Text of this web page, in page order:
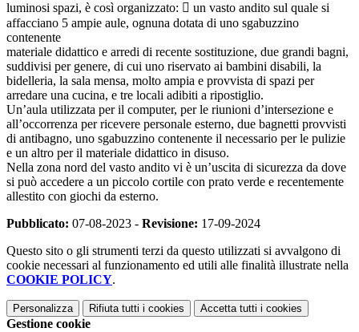
luminosi spazi, è così organizzato:  un vasto andito sul quale si
affacciano 5 ampie aule, ognuna dotata di uno sgabuzzino
contenente
materiale didattico e arredi di recente sostituzione, due grandi bagni,
suddivisi per genere, di cui uno riservato ai bambini disabili, la
bidelleria, la sala mensa, molto ampia e provvista di spazi per
arredare una cucina, e tre locali adibiti a ripostiglio.
Un’aula utilizzata per il computer, per le riunioni d’intersezione e
all’occorrenza per ricevere personale esterno, due bagnetti provvisti
di antibagno, uno sgabuzzino contenente il necessario per le pulizie
e un altro per il materiale didattico in disuso.
Nella zona nord del vasto andito vi è un’uscita di sicurezza da dove
si può accedere a un piccolo cortile con prato verde e recentemente
allestito con giochi da esterno.
Pubblicato: 07-08-2023 - Revisione: 17-09-2024
Questo sito o gli strumenti terzi da questo utilizzati si avvalgono di
cookie necessari al funzionamento ed utili alle finalità illustrate nella
COOKIE POLICY.
Personalizza Rifiuta tutti i cookies Accetta tutti i cookies
Gestione cookie